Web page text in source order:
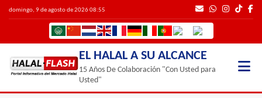
domingo, 9 de agosto de 2026 08:55
EL HALAL A SU ALCANCE
15 Años De Colaboración "Con Usted para
Usted"